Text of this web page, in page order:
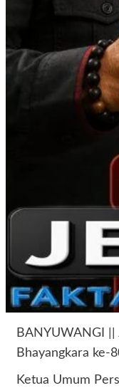
BANYUWANGI ||
Bhayangkara ke-
Ketua Umum